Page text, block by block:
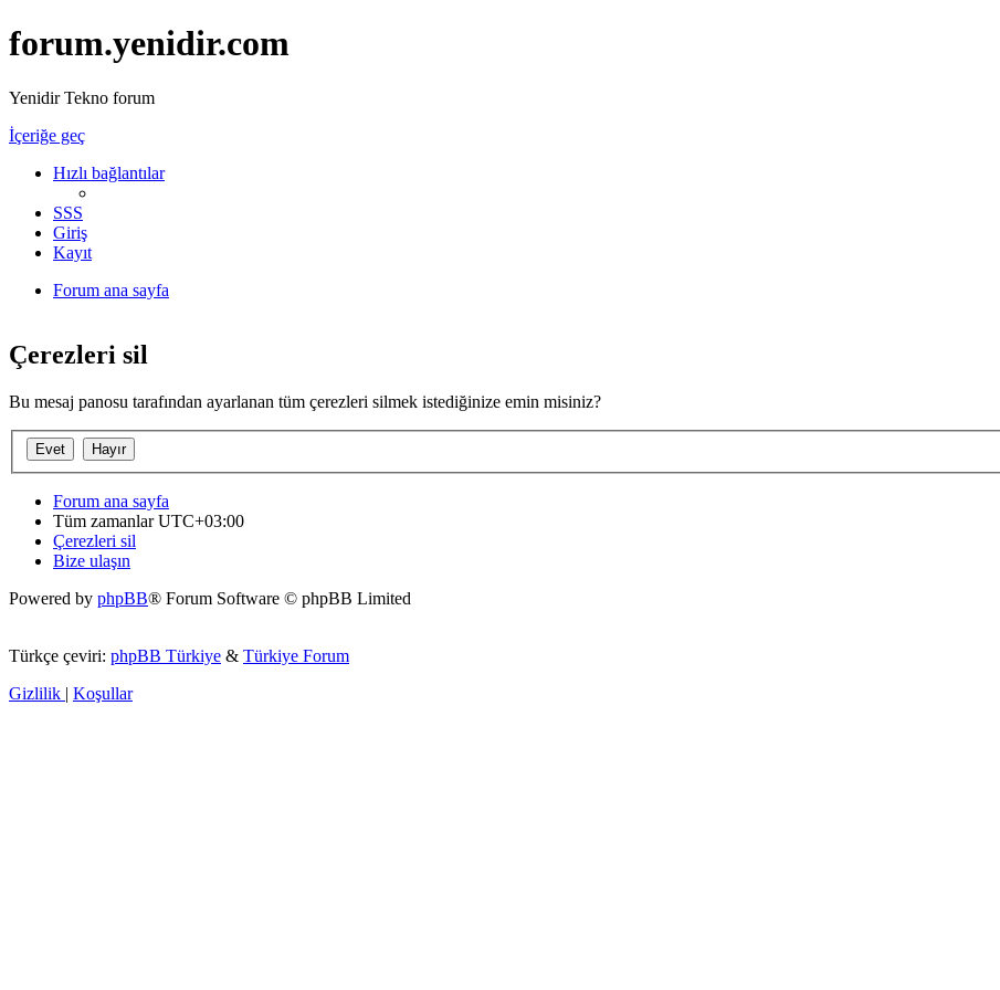
forum.yenidir.com
Yenidir Tekno forum
İçeriğe geç
Hızlı bağlantılar
SSS
Giriş
Kayıt
Forum ana sayfa
Çerezleri sil
Bu mesaj panosu tarafından ayarlanan tüm çerezleri silmek istediğinize emin misiniz?
Forum ana sayfa
Tüm zamanlarUTC+03:00
Çerezleri sil
Bize ulaşın
Powered by phpBB® Forum Software © phpBB Limited
Türkçe çeviri: phpBB Türkiye & Türkiye Forum
Gizlilik | Koşullar